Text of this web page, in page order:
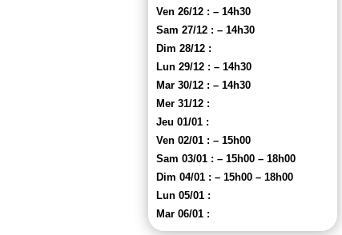
Ven 26/12 : – 14h30
Sam 27/12 : – 14h30
Dim 28/12 :
Lun 29/12 : – 14h30
Mar 30/12 : – 14h30
Mer 31/12 :
Jeu 01/01 :
Ven 02/01 : – 15h00
Sam 03/01 : – 15h00 – 18h00
Dim 04/01 : – 15h00 – 18h00
Lun 05/01 :
Mar 06/01 :